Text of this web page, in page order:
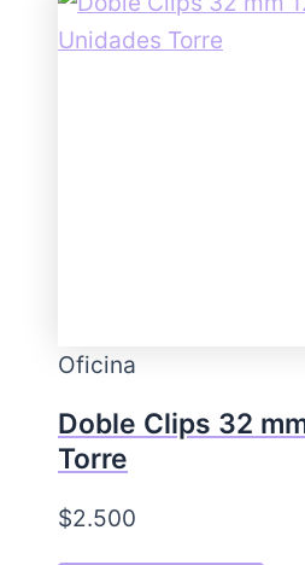
Oficina
Doble Clips 32
Torre
$2.500